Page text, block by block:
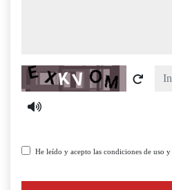
Captcha
He leído y acepto las condiciones de uso y